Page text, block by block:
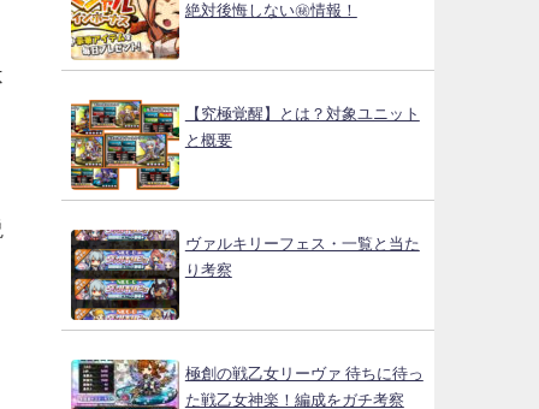
絶対後悔しない㊙情報！
【究極覚醒】とは？対象ユニット
と概要
ヴァルキリーフェス・一覧と当た
り考察
極創の戦乙女リーヴァ 待ちに待っ
た戦乙女神楽！編成をガチ考察